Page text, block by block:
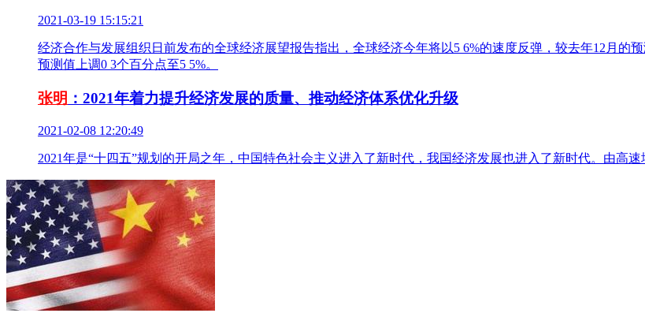
2021-03-19 15:15:21
经济合作与发展组织日前发布的全球经济展望报告指出，全球经济今年将以5 6%的速度反弹，较去年12月的
预测值上调0 3个百分点至5 5%。
张明 ：2021年着力提升经济发展的质量、推动经济体系优化升级
2021-02-08 12:20:49
2021年是“十四五”规划的开局之年，中国特色社会主义进入了新时代，我国经济发展也进入了新时代。由高